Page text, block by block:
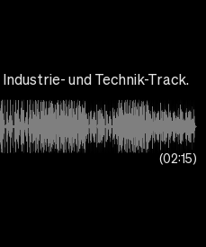
und Technik-Track.
02:15